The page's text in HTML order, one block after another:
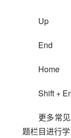
Up
End
Home
Shift +
更多常
题栏目进行学